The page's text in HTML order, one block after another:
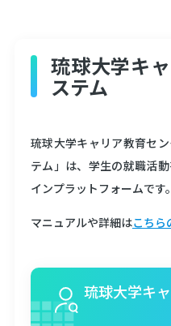
琉球大学キ
ステム
琉球大学キャリア教育セ
テム」は、学生の就職活
インプラットフォームです。
マニュアルや詳細はこちら
琉球大学キ